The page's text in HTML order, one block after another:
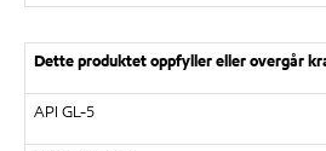
Dette produktet oppfyller eller overgår
API GL-5